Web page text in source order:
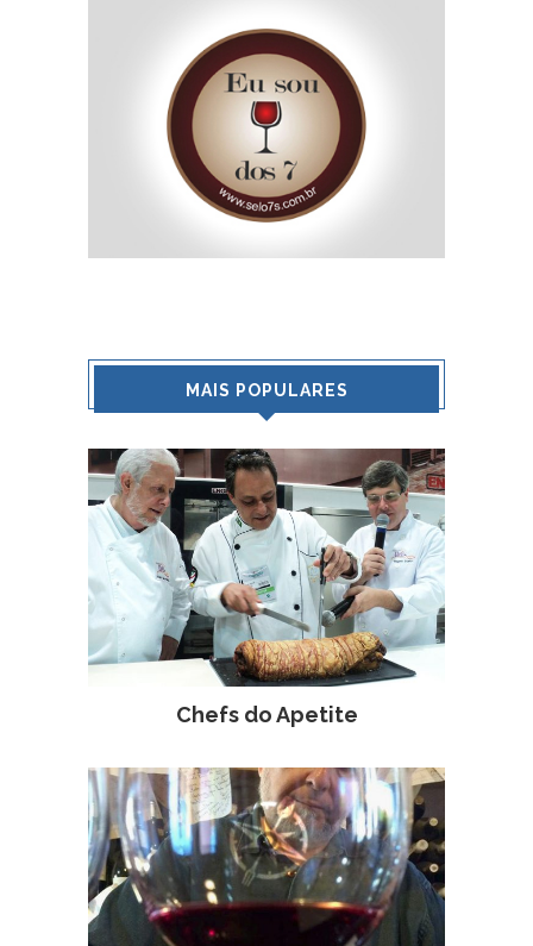
MAIS POPULARES
Chefs do Apetite